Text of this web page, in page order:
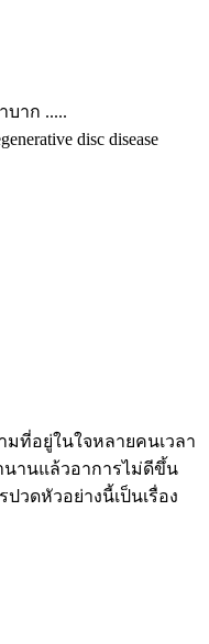
าก .....
disc disease
มที่อยู่ในใจหลายคนเวลา
านแล้วอาการไม่ดีขึ้น
วดหัวอย่างนี้เป็นเรื่อง